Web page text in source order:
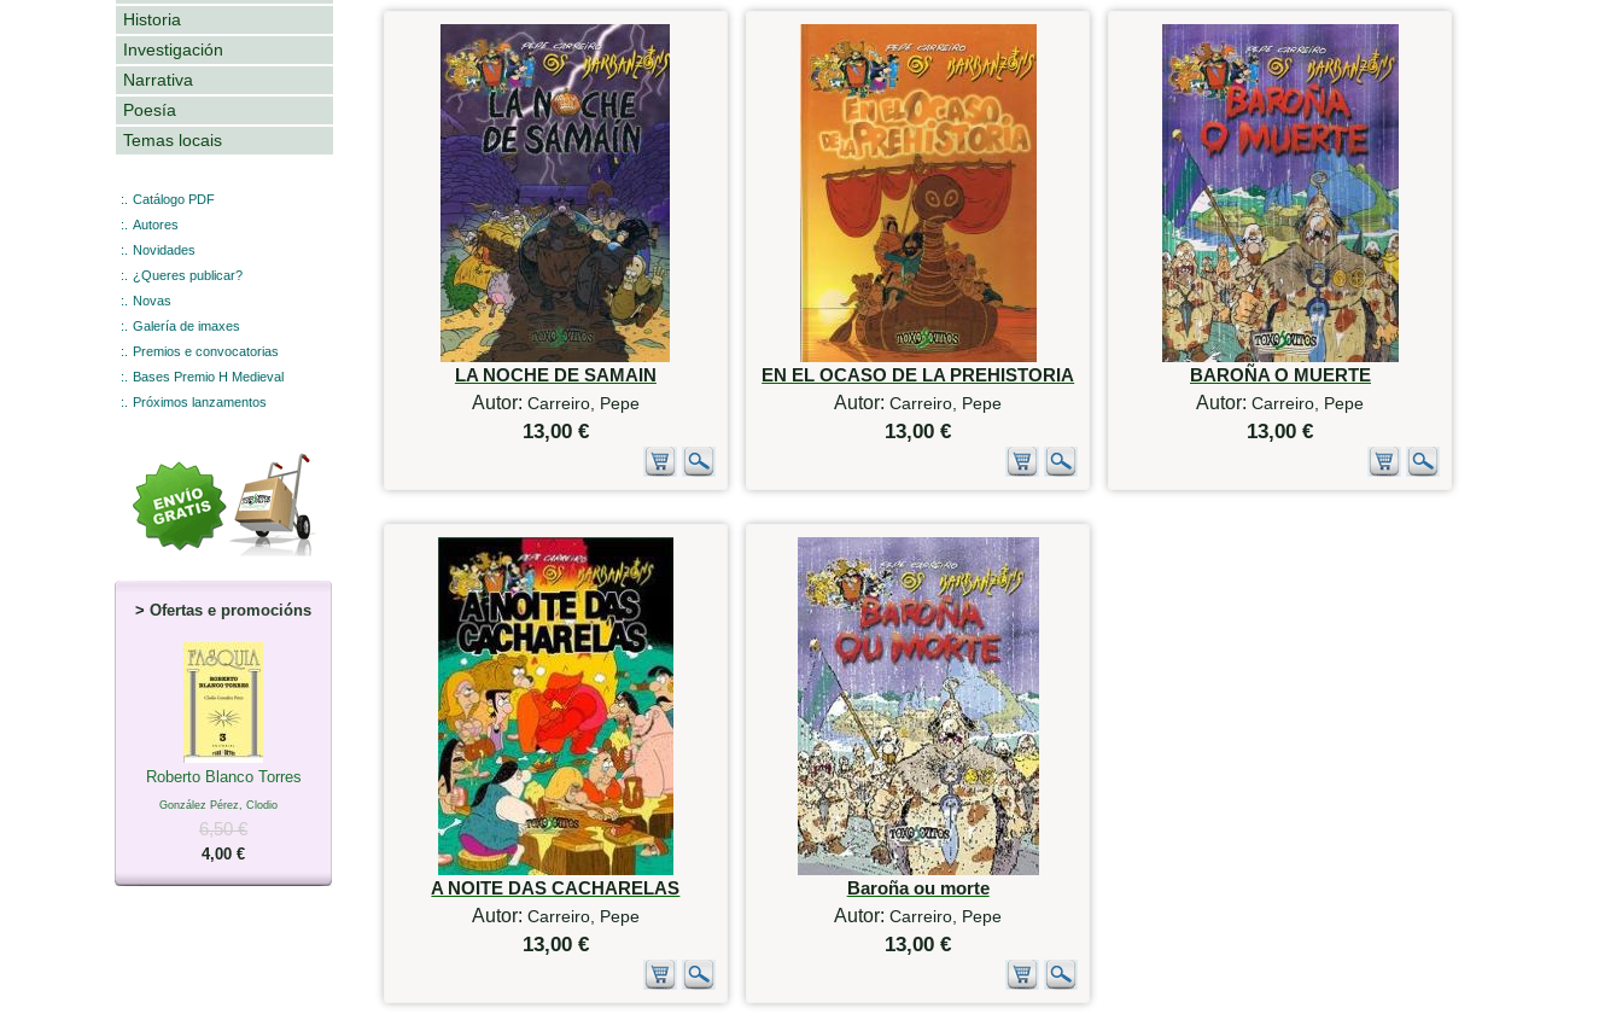
Historia
Investigación
Narrativa
Poesía
Temas locais
:.
Catálogo PDF
:.
Autores
:.
Novidades
:.
¿Queres publicar?
:.
Novas
:.
Galería de imaxes
:.
Premios e convocatorias
:.
Bases Premio H Medieval
:.
Próximos lanzamentos
> Ofertas e promocións
Roberto Blanco Torres
González Pérez, Clodio
6,50 €
4,00 €
LA NOCHE DE SAMAIN
Autor: Carreiro, Pepe
13,00 €
EN EL OCASO DE LA PREHISTORIA
Autor:Carreiro, Pepe
13,00 €
BAROÑA O MUERTE
Autor:Carreiro, Pepe
13,00 €
A NOITE DAS CACHARELAS
Autor: Carreiro, Pepe
13,00 €
Baroña ou morte
Autor:Carreiro, Pepe
13,00 €